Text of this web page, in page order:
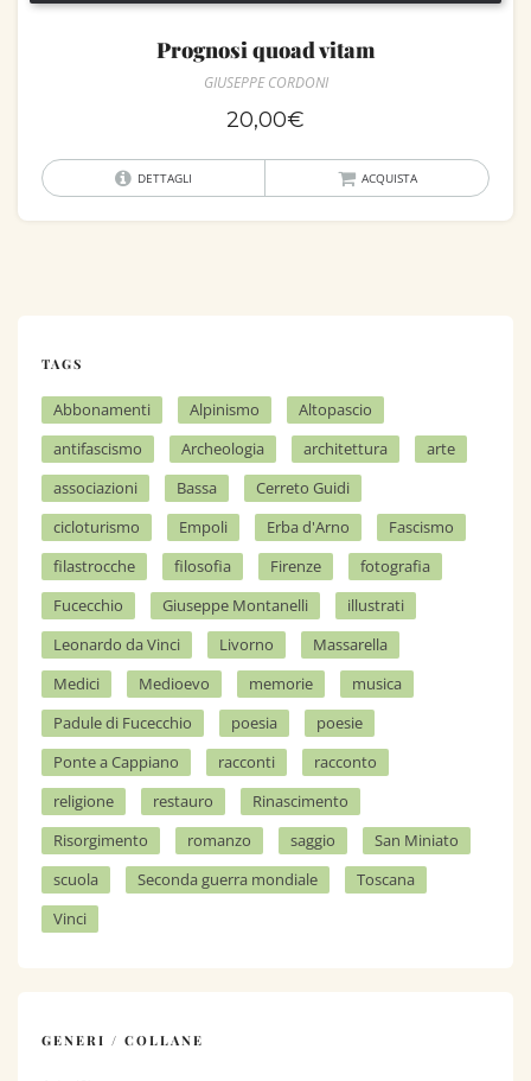
Prognosi quoad vitam
GIUSEPPE CORDONI
20,00€
DETTAGLI ACQUISTA
TAGS
Abbonamenti Alpinismo
Altopascio
antifascismo
Archeologia architettura
arte
associazioni
Bassa
Cerreto Guidi
cicloturismo
Empoli Erba d'Arno
Fascismo
filastrocche
filosofia Firenze
fotografia
Fucecchio
Giuseppe Montanelli
illustrati
Leonardo da Vinci
Livorno
Massarella
Medici
Medioevo memorie
musica
Padule di Fucecchio
poesia
poesie
Ponte a Cappiano
racconti
racconto
religione
restauro
Rinascimento
Risorgimento
romanzo saggio
San Miniato
scuola
Seconda guerra mondiale
Toscana
Vinci
GENERI / COLLANE